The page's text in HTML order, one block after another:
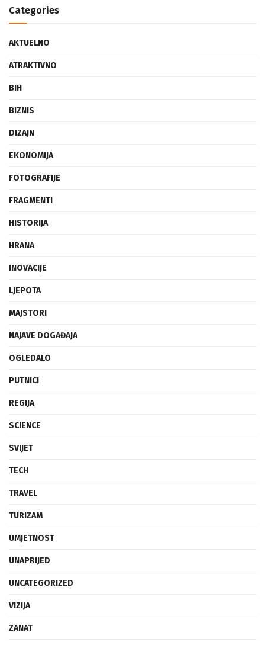
Categories
AKTUELNO
ATRAKTIVNO
BIH
BIZNIS
DIZAJN
EKONOMIJA
FOTOGRAFIJE
FRAGMENTI
HISTORIJA
HRANA
INOVACIJE
LJEPOTA
MAJSTORI
NAJAVE DOGAĐAJA
OGLEDALO
PUTNICI
REGIJA
SCIENCE
SVIJET
TECH
TRAVEL
TURIZAM
UMJETNOST
UNAPRIJED
UNCATEGORIZED
VIZIJA
ZANAT